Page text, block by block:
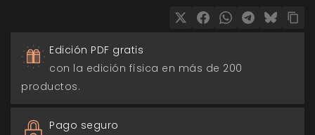
Edición PDF gratis
con la edición física en más de 200
productos.
Pago seguro